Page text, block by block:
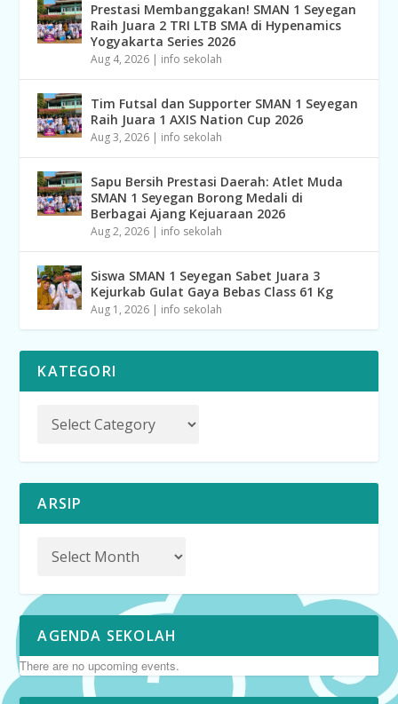
Prestasi Membanggakan! SMAN 1 Seyegan
Raih Juara 2 TRI LTB SMA di Hypenamics
Yogyakarta Series 2026
Aug 4, 2026 info sekolah
Tim Futsal dan Supporter SMAN 1 Seyegan
Raih Juara 1 AXIS Nation Cup 2026
Aug 3, 2026 info sekolah
Sapu Bersih Prestasi Daerah: Atlet Muda
SMAN 1 Seyegan Borong Medali di
Berbagai Ajang Kejuaraan 2026
Aug 2, 2026 info sekolah
Siswa SMAN 1 Seyegan Sabet Juara 3
Kejurkab Gulat Gaya Bebas Class 61 Kg
Aug 1, 2026 info sekolah
KATEGORI
ARSIP
AGENDA SEKOLAH
There are no upcoming events.